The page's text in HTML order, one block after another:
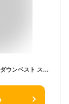
ダウンベスト メンズ ビジネス 軽量 防寒 インナーダウンベスト スーツベスト ノースリブ ダウンジャケット あったか 黒 大きいサイズ 紺 ブラック グレー チョッキ